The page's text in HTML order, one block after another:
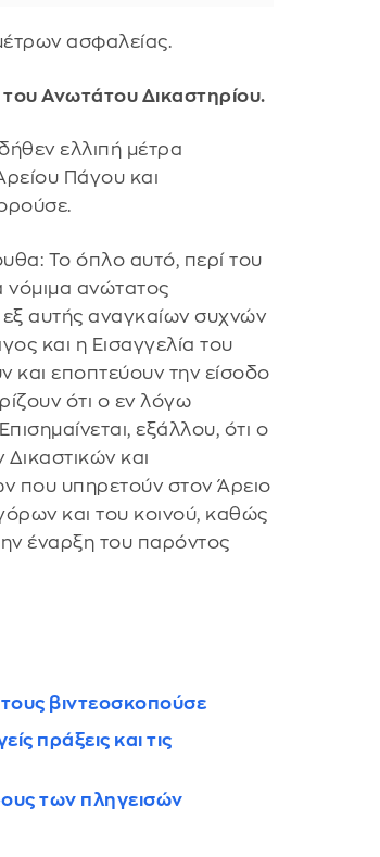
ασφαλείας.
του Ανωτάτου Δικαστηρίου.
ελλιπή μέτρα
Πάγου και
Το όπλο αυτό, περί του
νόμιμα ανώτατος
εξ αυτής αναγκαίων συχνών
και η Εισαγγελία του
και εποπτεύουν την είσοδο
ότι ο εν λόγω
εξάλλου, ότι ο
και
που υπηρετούν στον Άρειο
και του κοινού, καθώς
έναρξη του παρόντος
βιντεοσκοπούσε
πράξεις και τις
των πληγεισών